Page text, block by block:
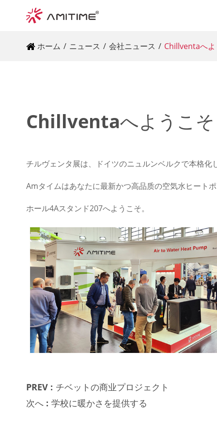
ホーム ニュース 会社ニュース Chillventaへ
Chillventaへようこそ
チルヴェンタ展は、ドイツのニュルンベルクで本格化
Amタイムはあなたに最新かつ高品质の空気水ヒート
ホール4Aスタンド207へようこそ。
PREV : チベットの商业プロジェクト
次へ : 学校に暖かさを提供する